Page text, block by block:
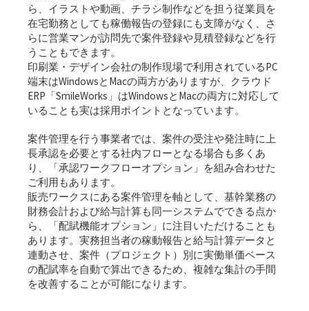
ら、イラストや動画、チラシ制作などを担う従業員を
在宅勤務としても稼働報告の登録にも支障がなく、さ
らに営業マンが訪問先で案件登録や見積登録などを行
うこともできます。
印刷業・デザイン会社の制作現場で利用されているPC
端末はWindowsとMacの両方がありますが、クラウド
ERP「SmileWorks」はWindowsとMacの両方に対応して
いることも実は採用ポイントとなっています。
案件管理を行う事業者では、案件の受注や発注時に上
長承認を必要とする社内フローとなる場合も多くあ
り、「承認ワークフローオプション」を組み合わせた
ご利用もあります。
販売ワークスにある案件管理を軸として、基幹業務の
財務会計および給与計算も同一システムでできる点か
ら、「配賦機能オプション」に注目いただけることも
あります。実務担当者の稼動報告と給与計算データと
連動させ、案件（プロジェクト）別に実働単価ベース
の配賦率を自動で算出できるため、複雑な集計の手間
を改善することが可能になります。